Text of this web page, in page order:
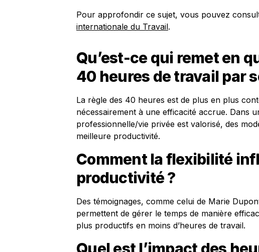
Pour approfondir ce sujet, vous pouvez
internationale du Travail.
Qu’est-ce qui remet en
40 heures de travail par
La règle des 40 heures est de plus en plus
nécessairement à une efficacité accrue. Dans
professionnelle/vie privée est valorisé, des
meilleure productivité.
Comment la flexibilité
productivité ?
Des témoignages, comme celui de Marie
permettent de gérer le temps de manière
plus productifs en moins d’heures de travail.